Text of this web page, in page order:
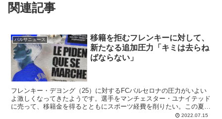
関連記事
バルサニュース
移籍を拒むフレンキーに対して、
新たなる追加圧力「キミは去らね
ばならない」
フレンキー・デヨング（25）に対するFCバルセロナの圧力がいよい
よ激しくなってきたようです。選手をマンチェスター・ユナイテッド
に売って、移籍金を得るとともにスポーツ経費を削りたい。この夏の
新規加入選手を出場登録するためにはFFPをクリアする必要があり、
2022.07.15